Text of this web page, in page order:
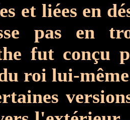
et liées en
pas en
fut conçu
roi lui-